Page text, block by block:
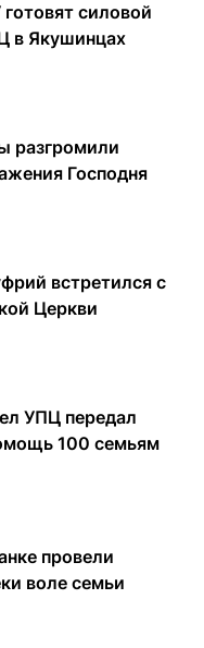
силовой
в Якушинцах
разгромили
Господня
встретился с
Церкви
УПЦ передал
100 семьям
провели
воле семьи